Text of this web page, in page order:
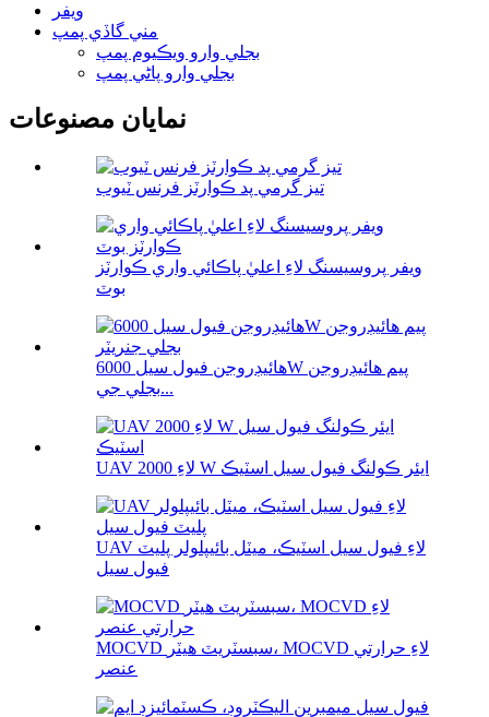
ويفر
مني گاڏي پمپ
بجلي وارو ويڪيوم پمپ
بجلي وارو پاڻي پمپ
نمايان مصنوعات
تيز گرمي پد ڪوارٽز فرنس ٽيوب
ويفر پروسيسنگ لاءِ اعليٰ پاڪائي واري ڪوارٽز
بوٽ
هائيڊروجن فيول سيل 6000W پيم هائيڊروجن
بجلي جي...
UAV لاءِ 2000 W ايئر ڪولنگ فيول سيل اسٽيڪ
UAV لاءِ فيول سيل اسٽيڪ، ميٽل بائيپلولر پليٽ
فيول سيل
MOCVD سبسٽريٽ هيٽر، MOCVD لاءِ حرارتي
عنصر